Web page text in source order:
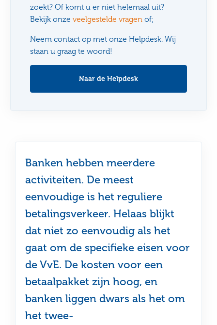
zoekt? Of komt u er niet helemaal uit?
Bekijk onzeveelgestelde vragen of;
Neem contact op met onze Helpdesk. Wij
staan u graag te woord!
Naar de Helpdesk
Banken hebben meerdere
activiteiten. De meest
eenvoudige is het reguliere
betalingsverkeer. Helaas blijkt
dat niet zo eenvoudig als het
gaat om de specifieke eisen voor
de VvE. De kosten voor een
betaalpakket zijn hoog, en
banken liggen dwars als het om
het twee-